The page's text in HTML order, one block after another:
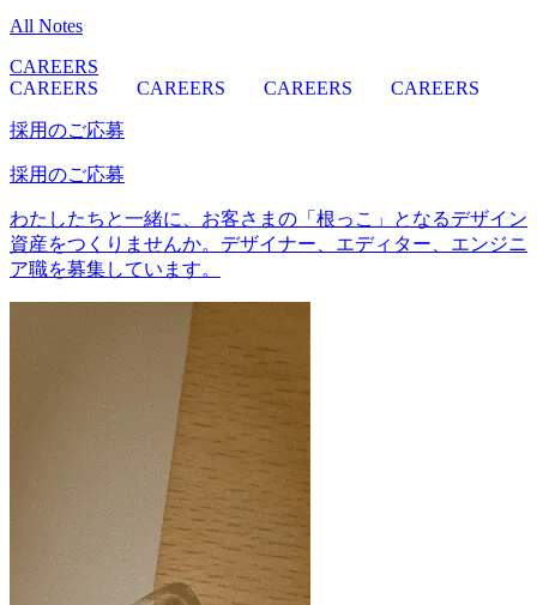
All Notes
CAREERS
CAREERS
CAREERS CAREERS CAREERS
採用のご応募
採用のご応募
わたしたちと一緒に、お客さまの「根っこ」となるデザイン
資産をつくりませんか。デザイナー、エディター、エンジニ
ア職を募集しています。